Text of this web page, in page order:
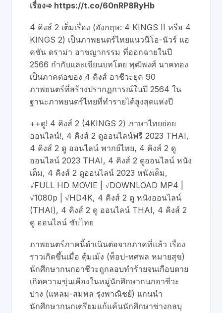
เรื่อง➾ https://t.co/60nRP8RyHb
4 คิงส์ 2 เต็มเรื่อง (อังกฤษ: 4 KINGS II หรือ 4
KINGS 2) เป็นภาพยนตร์ไทยแนวนีโอ-นัวร์ แอ
คชัน ดราม่า อาชญากรรม ที่ออกฉายในปี
2566 กำกับและเขียนบทโดย พุฒิพงศ์ นาคทอง
เป็นภาคต่อของ 4 คิงส์ อาชีวะยุค 90
ภาพยนตร์ที่สร้างปรากฏการณ์ในปี 2564 ใน
ฐานะภาพยนตร์ไทยที่ทำรายได้สูงสุดแห่งปี
++ดู! 4 คิงส์ 2 (4KINGS 2) ภาษาไทยย่อย
ออนไลน์!, 4 คิงส์ 2 ดูออนไลน์ฟรี 2023 THAI,
4 คิงส์ 2 ดู ออนไลน์ พากย์ไทย, 4 คิงส์ 2 ดู
ออนไลน์ 2023 THAI, 4 คิงส์ 2 ดูออนไลน์ หนัง
เต็ม, 4 คิงส์ 2 ดูออนไลน์ 2023 หนังเต็ม,
√FULL HD MOVIE | √DOWNLOAD MP4 |
√1080p | √HD4K, 4 คิงส์ 2 ดู หนังออนไลน์
(THAI), 4 คิงส์ 2 ดู ออนไลน์ THAI, 4 คิงส์ 2
ดู ออนไลน์ ซับไทย
ภาพยนตร์ภาคนี้ดำเนินต่อจากภาคที่แล้ว เรื่อง
ราวเกิดขึ้นเมื่อ ตุ้มเม้ง (ท็อป-ทศพล หมายสุข)
นักศึกษากนกอาชีวะถูกลอบทำร้ายจนเกือบตาย
เกิดความขุ่นเคืองในหมู่นักศึกษากนกอาชีวะ
บ่าง (แหลม-สมพล รุ่งพาณิชย์) แกนนำ
นักศึกษากนกเตรียมแก้แค้นนักศึกษาช่างกลบุ